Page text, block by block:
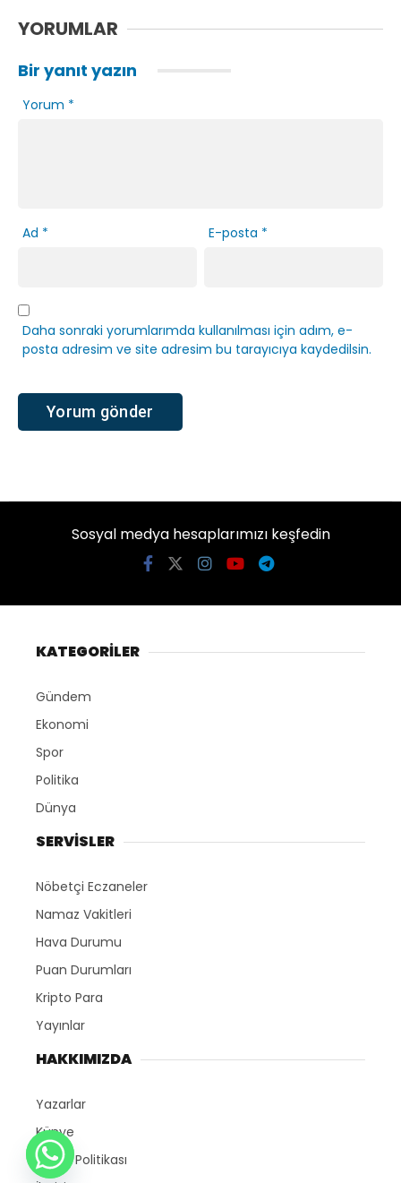
YORUMLAR
Bir yanıt yazın
Yorum *
Ad * E-posta *
Daha sonraki yorumlarımda kullanılması için adım, e-
posta adresim ve site adresim bu tarayıcıya kaydedilsin.
Sosyal medya hesaplarımızı keşfedin
KATEGORİLER
Gündem
Ekonomi
Spor
Politika
Dünya
SERVİSLER
Nöbetçi Eczaneler
Namaz Vakitleri
Hava Durumu
Puan Durumları
Kripto Para
Yayınlar
HAKKIMIZDA
Yazarlar
Künye
Gizlilik Politikası